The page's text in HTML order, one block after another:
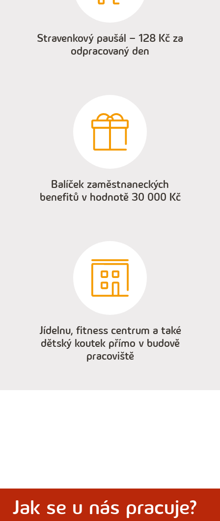
Stravenkový paušál – 128 Kč za
odpracovaný den
Balíček zaměstnaneckých
benefitů v hodnotě 30 000 Kč
Jídelnu, fitness centrum a také
dětský koutek přímo v budově
pracoviště
Jak se u nás pracuje?